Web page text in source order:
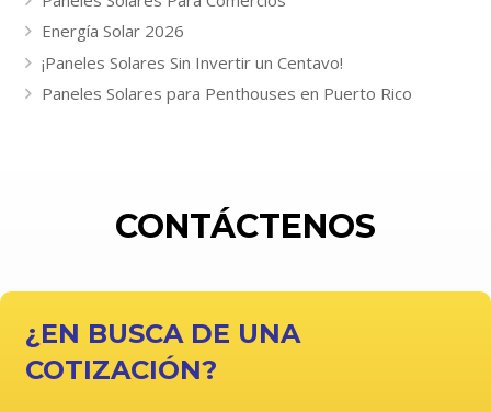
Energía Solar 2026
¡Paneles Solares Sin Invertir un Centavo!
Paneles Solares para Penthouses en Puerto Rico
CONTÁCTENOS
¿EN BUSCA DE UNA
COTIZACIÓN?